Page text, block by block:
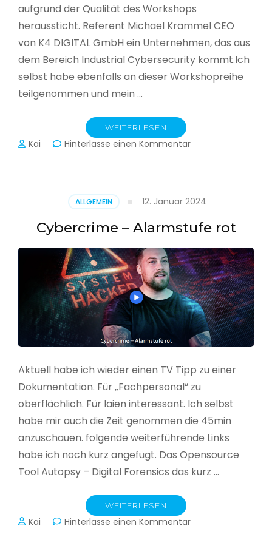
aufgrund der Qualität des Workshops
heraussticht. Referent Michael Krammel CEO
von K4 DIGITAL GmbH ein Unternehmen, das aus
dem Bereich Industrial Cybersecurity kommt.Ich
selbst habe ebenfalls an dieser Workshopreihe
teilgenommen und mein …
WEITERLESEN
Kai Hinterlasse einen Kommentarzu
Produktion
ALLGEMEIN 12. Januar 2024
Cybercrime – Alarmstufe rot
Aktuell habe ich wieder einen TV Tipp zu einer
Dokumentation. Für „Fachpersonal“ zu
oberflächlich. Für laien interessant. Ich selbst
habe mir auch die Zeit genommen die 45min
anzuschauen. folgende weiterführende Links
habe ich noch kurz angefügt. Das Opensource
Tool Autopsy – Digital Forensics das kurz …
WEITERLESEN
Kai Hinterlasse einen Kommentarzu